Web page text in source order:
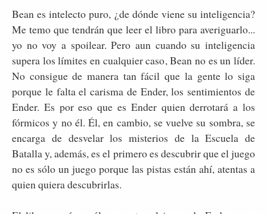
Bean es intelecto puro, ¿de dónde viene su inteligencia?
Me temo que tendrán que leer el libro para averiguarlo...
yo no voy a spoilear. Pero aun cuando su inteligencia
supera los límites en cualquier caso, Bean no es un líder.
No consigue de manera tan fácil que la gente lo siga
porque le falta el carisma de Ender, los sentimientos de
Ender. Es por eso que es Ender quien derrotará a los
fórmicos y no él. Él, en cambio, se vuelve su sombra, se
encarga de desvelar los misterios de la Escuela de
Batalla y, además, es el primero es descubrir que el juego
no es sólo un juego porque las pistas están ahí, atentas a
quien quiera descubrirlas.